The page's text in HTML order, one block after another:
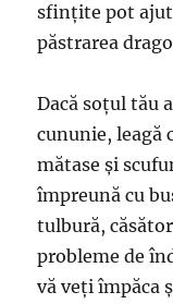
sfințite pot
păstrarea
Dacă soțul tău
cununie, leagă
mătase și
împreună cu
tulbură,
probleme de
vă veți împăca